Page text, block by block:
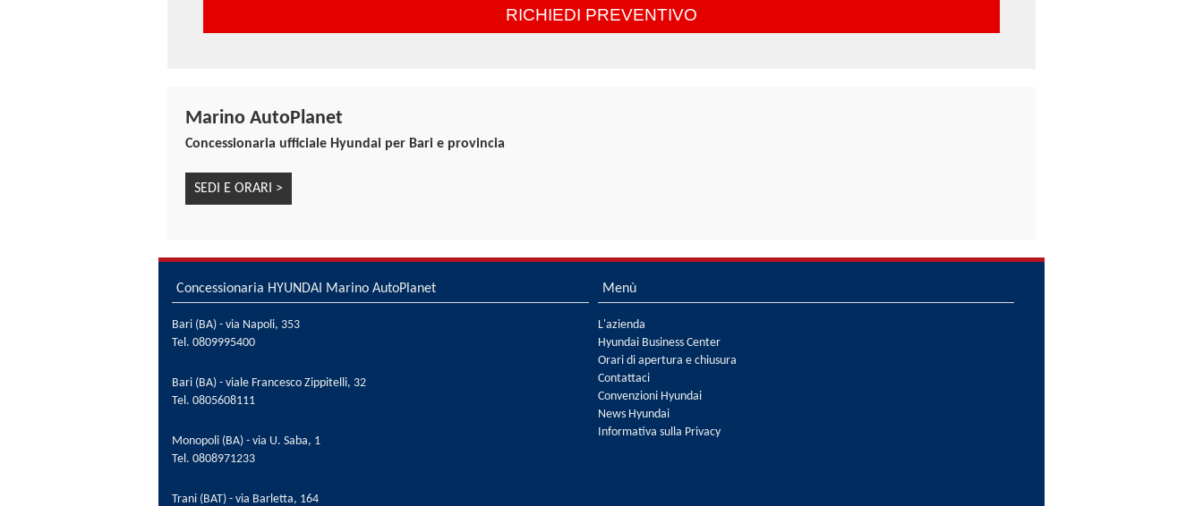
Marino AutoPlanet
Concessionaria ufficiale Hyundai per Bari e provincia
SEDI E ORARI >
Concessionaria HYUNDAI Marino AutoPlanet
Bari (BA) - via Napoli, 353
Tel. 0809995400
Bari (BA) - viale Francesco Zippitelli, 32
Tel. 0805608111
Monopoli (BA) - via U. Saba, 1
Tel. 0808971233
Trani (BAT) - via Barletta, 164
Menù
L'azienda
Hyundai Business Center
Orari di apertura e chiusura
Contattaci
Convenzioni Hyundai
News Hyundai
Informativa sulla Privacy